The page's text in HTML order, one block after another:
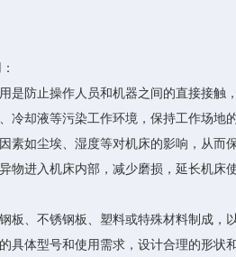
防止操作人员和机器之间的直接接触
却液等污染工作环境，保持工作场地
如尘埃、湿度等对机床的影响，从而
进入机床内部，减少磨损，延长机床
、不锈钢板、塑料或特殊材料制成，
体型号和使用需求，设计合理的形状